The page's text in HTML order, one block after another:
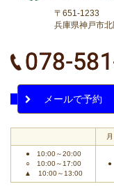
〒651-1233
兵庫県神戸市
メールで予約
月
● 10:00～20:00
○ 10:00～17:00
▲ 10:00～13:00
●